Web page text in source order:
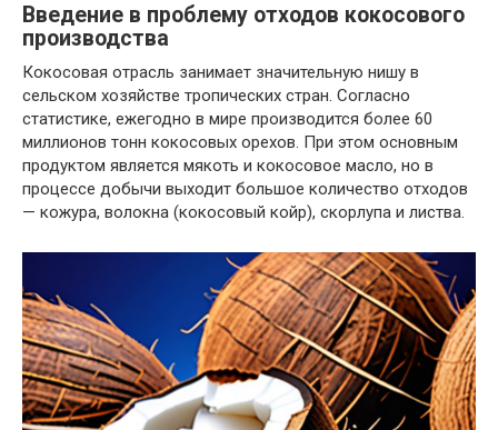
Введение в проблему отходов кокосового
производства
Кокосовая отрасль занимает значительную нишу в
сельском хозяйстве тропических стран. Согласно
статистике, ежегодно в мире производится более 60
миллионов тонн кокосовых орехов. При этом основным
продуктом является мякоть и кокосовое масло, но в
процессе добычи выходит большое количество отходов
— кожура, волокна (кокосовый койр), скорлупа и листва.